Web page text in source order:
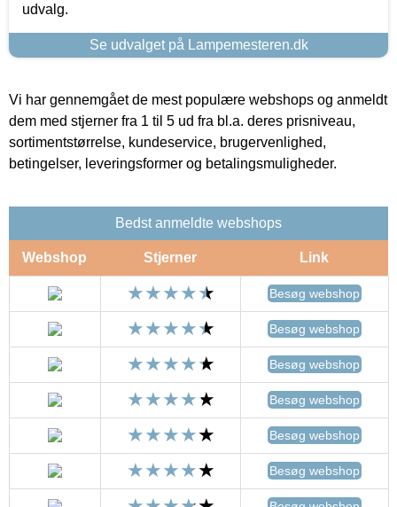
udvalg.
Se udvalget på Lampemesteren.dk
Vi har gennemgået de mest populære webshops og anmeldt
dem med stjerner fra 1 til 5 ud fra bl.a. deres prisniveau,
sortimentstørrelse, kundeservice, brugervenlighed,
betingelser, leveringsformer og betalingsmuligheder.
Bedst anmeldte webshops
Webshop Stjerner Link
Besøg webshop
Besøg webshop
Besøg webshop
Besøg webshop
Besøg webshop
Besøg webshop